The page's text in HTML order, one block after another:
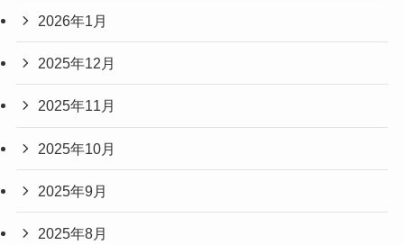
2026年1月
2025年12月
2025年11月
2025年10月
2025年9月
2025年8月